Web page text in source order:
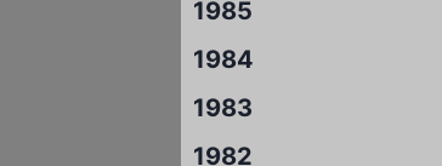
1985
1984
1983
1982